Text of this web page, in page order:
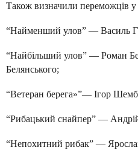
Також визначили переможців у
“Найменший улов” — Василь
“Найбільший улов” — Роман
Белянського;
“Ветеран берега»”— Ігор
“Рибацький снайпер” —
“Непохитний рибак” —